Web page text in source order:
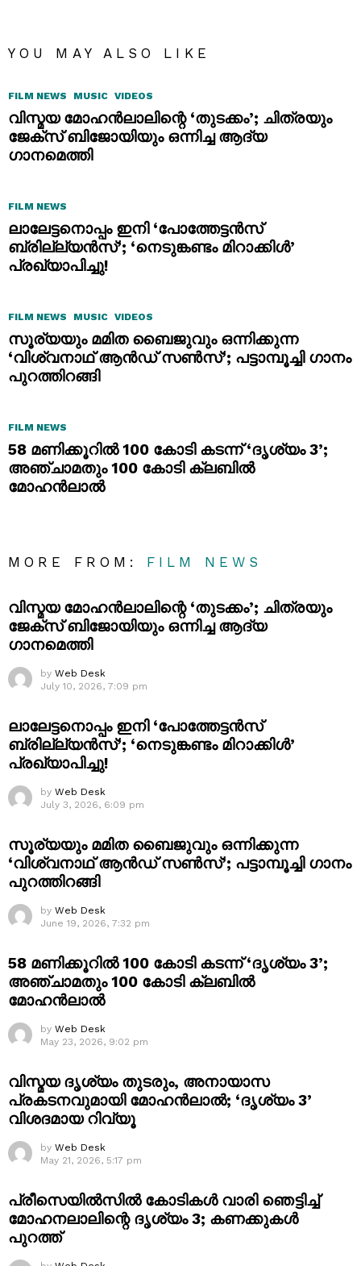
YOU MAY ALSO LIKE
FILM NEWS MUSIC VIDEOS
വിസ്മയ മോഹൻലാലിന്റെ ‘തുടക്കം’; ചിത്രയും
ജേക്സ് ബിജോയിയും ഒന്നിച്ച ആദ്യ
ഗാനമെത്തി
FILM NEWS
ലാലേട്ടനൊപ്പം ഇനി ‘പോത്തേട്ടൻസ്
ബ്രില്ല്യൻസ്’; ‘നെടുങ്കണ്ടം മിറാക്കിൾ’
പ്രഖ്യാപിച്ചു!
FILM NEWS MUSIC VIDEOS
സൂര്യയും മമിത ബൈജുവും ഒന്നിക്കുന്ന
‘വിശ്വനാഥ് ആൻഡ് സൺസ്’; പട്ടാമ്പൂച്ചി ഗാനം
പുറത്തിറങ്ങി
FILM NEWS
58 മണിക്കൂറിൽ 100 കോടി കടന്ന് ‘ദൃശ്യം 3’;
അഞ്ചാമതും 100 കോടി ക്ലബിൽ
മോഹൻലാൽ
MORE FROM: FILM NEWS
വിസ്മയ മോഹൻലാലിന്റെ ‘തുടക്കം’; ചിത്രയും
ജേക്സ് ബിജോയിയും ഒന്നിച്ച ആദ്യ
ഗാനമെത്തി
by Web Desk
July 10, 2026, 7:09 pm
ലാലേട്ടനൊപ്പം ഇനി ‘പോത്തേട്ടൻസ്
ബ്രില്ല്യൻസ്’; ‘നെടുങ്കണ്ടം മിറാക്കിൾ’
പ്രഖ്യാപിച്ചു!
by Web Desk
July 3, 2026, 6:09 pm
സൂര്യയും മമിത ബൈജുവും ഒന്നിക്കുന്ന
‘വിശ്വനാഥ് ആൻഡ് സൺസ്’; പട്ടാമ്പൂച്ചി ഗാനം
പുറത്തിറങ്ങി
by Web Desk
June 19, 2026, 7:32 pm
58 മണിക്കൂറിൽ 100 കോടി കടന്ന് ‘ദൃശ്യം 3’;
അഞ്ചാമതും 100 കോടി ക്ലബിൽ
മോഹൻലാൽ
by Web Desk
May 23, 2026, 9:02 pm
വിസ്മയ ദൃശ്യം തുടരും, അനായാസ
പ്രകടനവുമായി മോഹൻലാൽ; ‘ദൃശ്യം 3’
വിശദമായ റിവ്യൂ
by Web Desk
May 21, 2026, 5:17 pm
പ്രീസെയിൽസിൽ കോടികൾ വാരി ഞെട്ടിച്ച്
മോഹനലാലിന്റെ ദൃശ്യം 3; കണക്കുകൾ
പുറത്ത്